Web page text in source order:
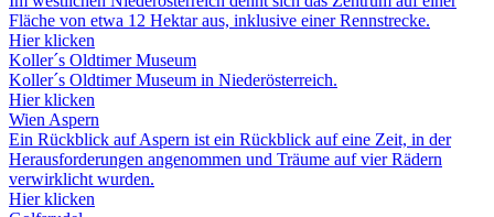
Fläche von etwa 12 Hektar aus, inklusive einer Rennstrecke.
Hier klicken
Koller´s Oldtimer Museum
Koller´s Oldtimer Museum in Niederösterreich.
Hier klicken
Wien Aspern
Ein Rückblick auf Aspern ist ein Rückblick auf eine Zeit, in der
Herausforderungen angenommen und Träume auf vier Rädern
verwirklicht wurden.
Hier klicken